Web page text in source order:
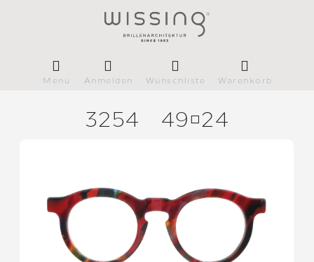
Menü Anmelden Wunschliste Warenkorb
3254 4924